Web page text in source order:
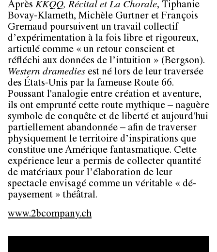
Après KKQQ, Récital et La Chorale, Tiphanie
Bovay-Klameth, Michèle Gurtner et François
Gremaud poursuivent un travail collectif
d’expérimentation à la fois libre et rigoureux,
articulé comme « un retour conscient et
réfléchi aux données de l’intuition » (Bergson).
Western dramedies est né lors de leur traversée
des États-Unis par la fameuse Route 66.
Poussant l'analogie entre création et aventure,
ils ont emprunté cette route mythique – naguère
symbole de conquête et de liberté et aujourd'hui
partiellement abandonnée – afin de traverser
physiquement le territoire d’inspirations que
constitue une Amérique fantasmatique. Cette
expérience leur a permis de collecter quantité
de matériaux pour l’élaboration de leur
spectacle envisagé comme un véritable « dé-
paysement » théâtral.
www.2bcompany.ch